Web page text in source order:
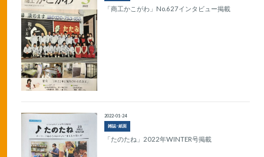
「商工かこがわ」No.627インタビュー掲載
雑誌･紙面
2022-01-24
「たのたね」2022年WINTER号掲載